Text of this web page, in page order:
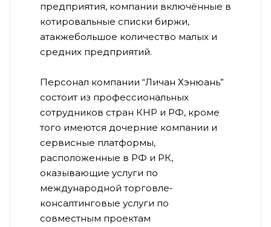
предприятия, компании включённые в
котировальные списки биржи,
атакжебольшое количество малых и
средних предприятий.
Персонал компании “Личан Хэнюань”
состоит из профессиональных
сотрудников стран КНР и РФ, кроме
того имеются дочерние компании и
сервисные платформы,
расположенные в РФ и РК,
оказывающие услуги по
международной торговле-
консалтинговые услуги по
совместным проектам